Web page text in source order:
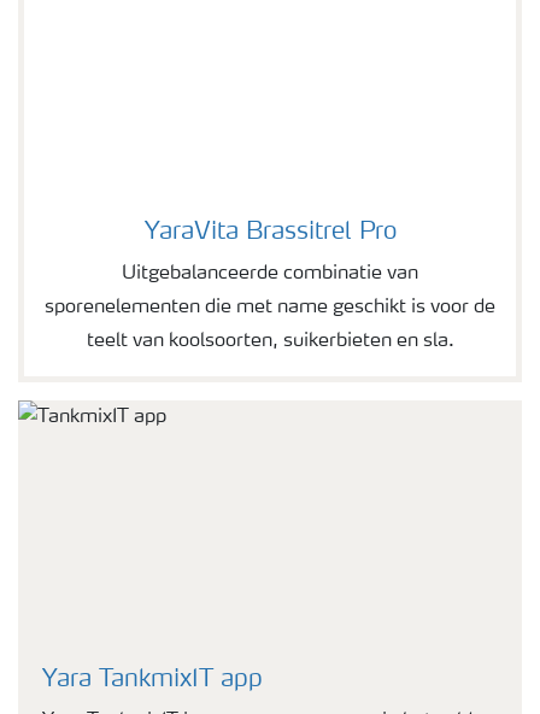
YaraVita Brassitrel Pro
YaraVita Brassitrel Pro
Uitgebalanceerde combinatie van
sporenelementen die met name geschikt is voor de
teelt van koolsoorten, suikerbieten en sla.
Yara TankmixIT app